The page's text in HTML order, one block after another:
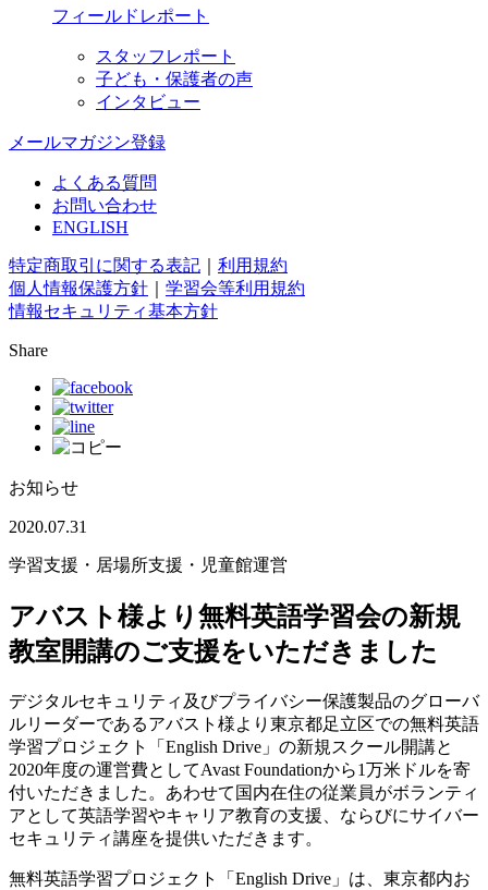
フィールドレポート
スタッフレポート
子ども・保護者の声
インタビュー
メールマガジン登録
よくある質問
お問い合わせ
ENGLISH
特定商取引に関する表記
利用規約
個人情報保護方針
学習会等利用規約
情報セキュリティ基本方針
Share
お知らせ
2020.07.31
学習支援・居場所支援・児童館運営
アバスト様より無料英語学習会の新規
教室開講のご支援をいただきました
デジタルセキュリティ及びプライバシー保護製品のグローバ
ルリーダーであるアバスト様より東京都足立区での無料英語
学習プロジェクト「English Drive」の新規スクール開講と
2020年度の運営費としてAvast Foundationから1万米ドルを寄
付いただきました。あわせて国内在住の従業員がボランティ
アとして英語学習やキャリア教育の支援、ならびにサイバー
セキュリティ講座を提供いただきます。
無料英語学習プロジェクト「English Drive」は、東京都内お